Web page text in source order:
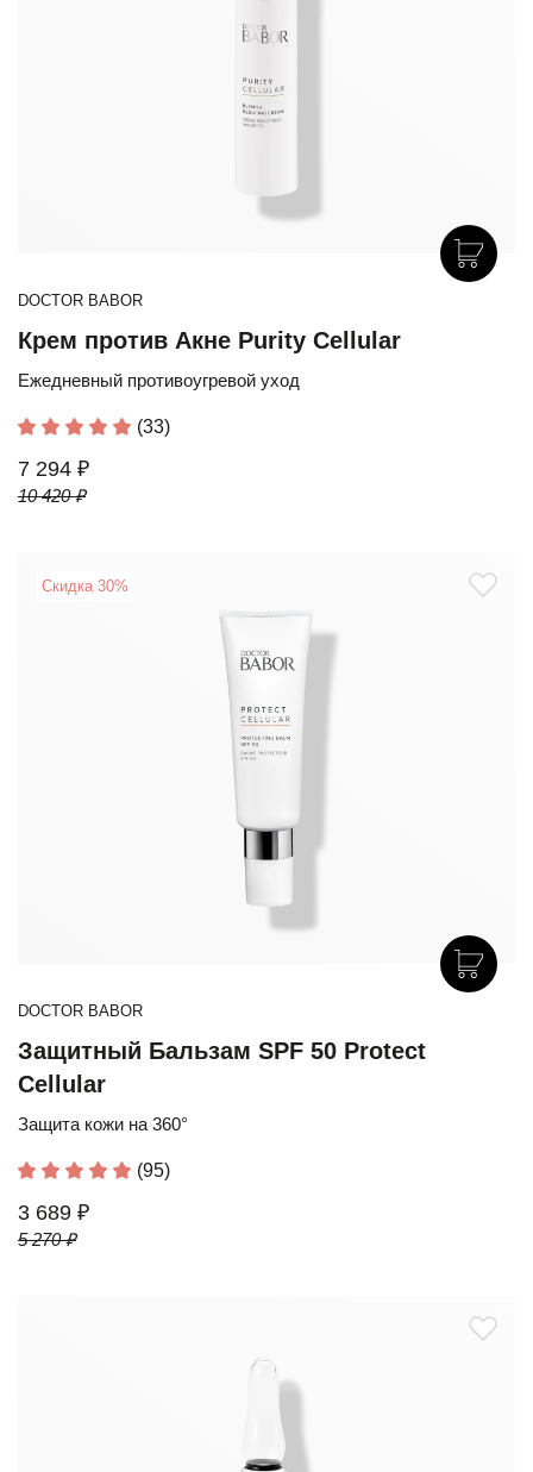
DOCTOR BABOR
Крем против Акне Purity Cellular
Ежедневный противоугревой уход
(33)
7 294 ₽
10 420 ₽
Скидка 30%
DOCTOR BABOR
Защитный Бальзам SPF 50 Protect
Cellular
Защита кожи на 360°
(95)
3 689 ₽
5 270 ₽